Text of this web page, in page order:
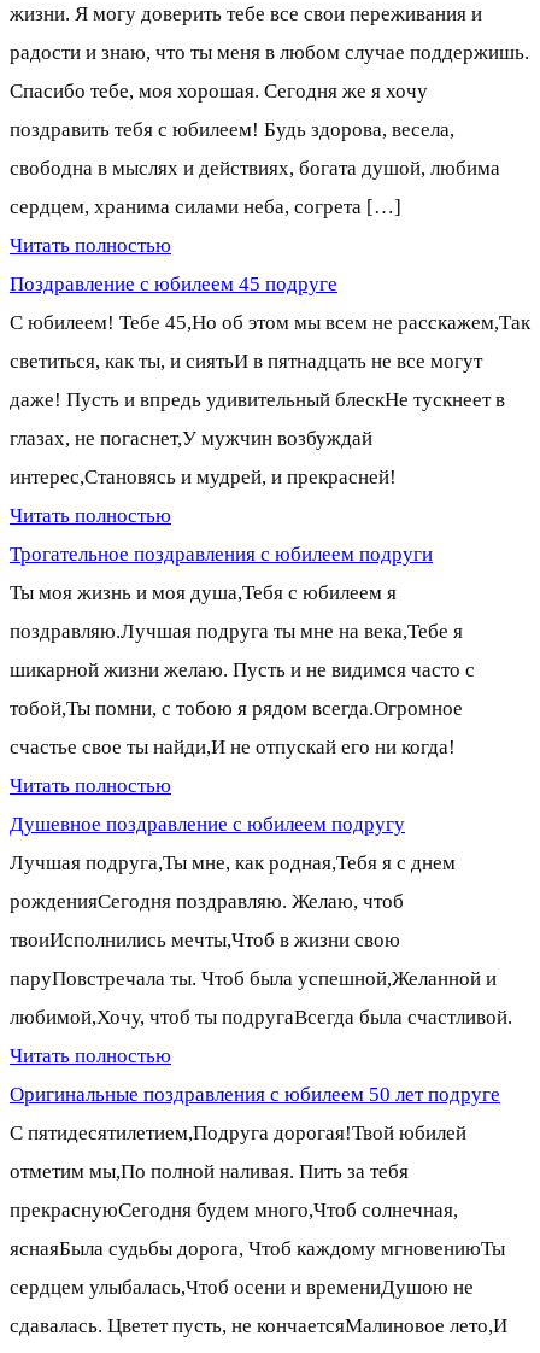
жизни. Я могу доверить тебе все свои переживания и
радости и знаю, что ты меня в любом случае поддержишь.
Спасибо тебе, моя хорошая. Сегодня же я хочу
поздравить тебя с юбилеем! Будь здорова, весела,
свободна в мыслях и действиях, богата душой, любима
сердцем, хранима силами неба, согрета […]
Читать полностью
Поздравление с юбилеем 45 подруге
С юбилеем! Тебе 45,Но об этом мы всем не расскажем,Так
светиться, как ты, и сиятьИ в пятнадцать не все могут
даже! Пусть и впредь удивительный блескНе тускнеет в
глазах, не погаснет,У мужчин возбуждай
интерес,Становясь и мудрей, и прекрасней!
Читать полностью
Трогательное поздравления с юбилеем подруги
Ты моя жизнь и моя душа,Тебя с юбилеем я
поздравляю.Лучшая подруга ты мне на века,Тебе я
шикарной жизни желаю. Пусть и не видимся часто с
тобой,Ты помни, с тобою я рядом всегда.Огромное
счастье свое ты найди,И не отпускай его ни когда!
Читать полностью
Душевное поздравление с юбилеем подругу
Лучшая подруга,Ты мне, как родная,Тебя я с днем
рожденияСегодня поздравляю. Желаю, чтоб
твоиИсполнились мечты,Чтоб в жизни свою
паруПовстречала ты. Чтоб была успешной,Желанной и
любимой,Хочу, чтоб ты подругаВсегда была счастливой.
Читать полностью
Оригинальные поздравления с юбилеем 50 лет подруге
С пятидесятилетием,Подруга дорогая!Твой юбилей
отметим мы,По полной наливая. Пить за тебя
прекраснуюСегодня будем много,Чтоб солнечная,
яснаяБыла судьбы дорога, Чтоб каждому мгновениюТы
сердцем улыбалась,Чтоб осени и времениДушою не
сдавалась. Цветет пусть, не кончаетсяМалиновое лето,И